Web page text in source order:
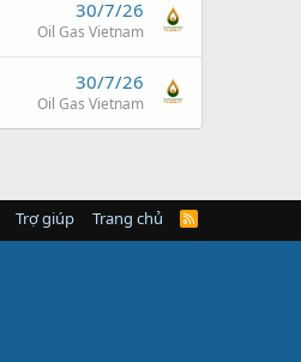
30/7/26
Oil Gas Vietnam
30/7/26
Oil Gas Vietnam
Trợ giúp Trang chủ
R